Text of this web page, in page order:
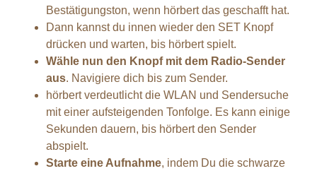
Bestätigungston, wenn hörbert das geschafft hat.
Dann kannst du innen wieder den SET Knopf
drücken und warten, bis hörbert spielt.
Wähle nun den Knopf mit dem Radio-Sender
aus. Navigiere dich bis zum Sender.
hörbert verdeutlicht die WLAN und Sendersuche
mit einer aufsteigenden Tonfolge. Es kann einige
Sekunden dauern, bis hörbert den Sender
abspielt.
Starte eine Aufnahme, indem Du die schwarze